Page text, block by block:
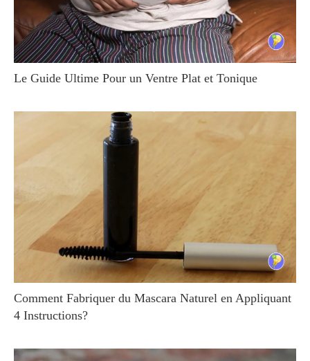
Le Guide Ultime Pour un Ventre Plat et Tonique
Comment Fabriquer du Mascara Naturel en Appliquant
4 Instructions?